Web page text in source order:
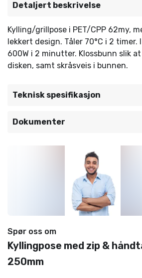
Detaljert beskrivelse
Kylling/grillpose i PET/CPP 62my,
lekkert design. Tåler 70°C i 2 timer.
600W i 2 minutter. Klossbunn slik
disken, samt skråsveis i bunnen.
Teknisk spesifikasjon
Dokumenter
Spør oss om
Kyllingpose med zip &
250mm